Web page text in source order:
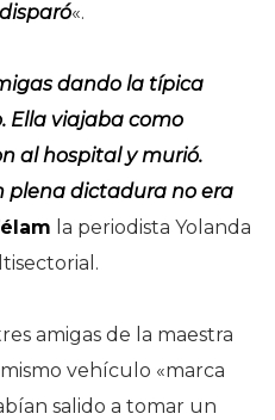
«.
dando la típica
Ella viajaba como
al hospital y murió.
plena dictadura no era
la periodista Yolanda
amigas de la maestra
vehículo «marca
salido a tomar un